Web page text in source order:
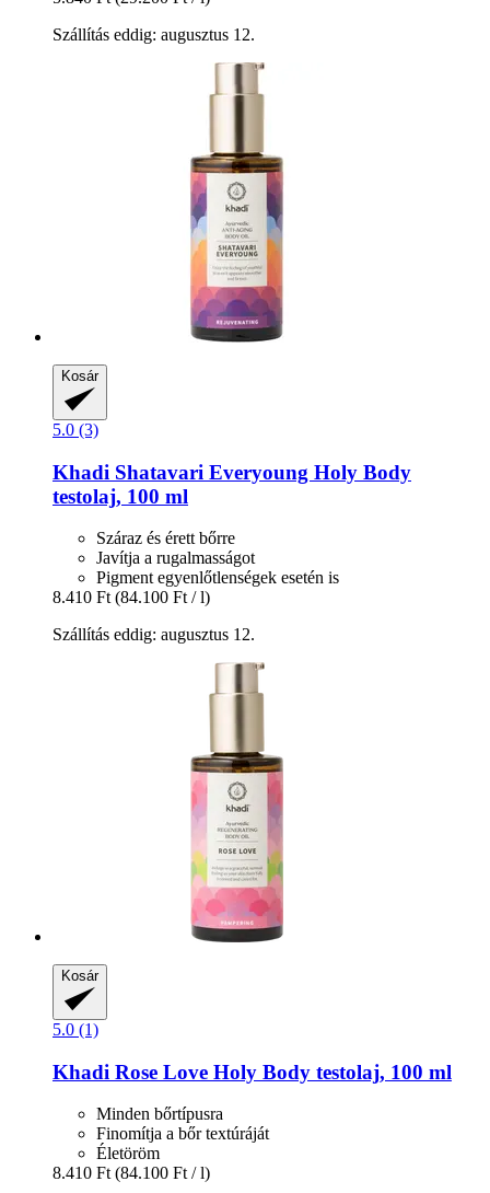
Szállítás eddig: augusztus 12.
Kosár
5.0 (3)
Khadi Shatavari Everyoung Holy Body
testolaj, 100 ml
Száraz és érett bőrre
Javítja a rugalmasságot
Pigment egyenlőtlenségek esetén is
8.410 Ft (84.100 Ft / l)
Szállítás eddig: augusztus 12.
Kosár
5.0 (1)
Khadi Rose Love Holy Body testolaj, 100 ml
Minden bőrtípusra
Finomítja a bőr textúráját
Életöröm
8.410 Ft (84.100 Ft / l)